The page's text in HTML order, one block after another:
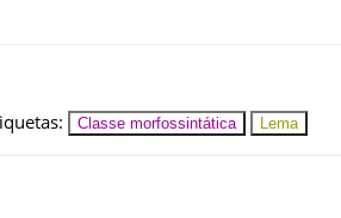
: Classe morfossintática Lema